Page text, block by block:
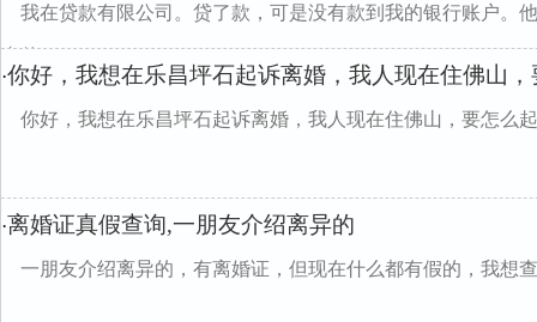
我在贷款有限公司。贷了款，可是没有款到我的银行账户。
真的
·你好，我想在乐昌坪石起诉离婚，我人现在住佛山
你好，我想在乐昌坪石起诉离婚，我人现在住佛山，要怎么
·离婚证真假查询,一朋友介绍离异的
一朋友介绍离异的，有离婚证，但现在什么都有假的，我想